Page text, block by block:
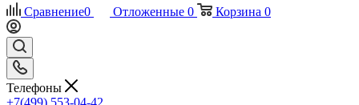
Сравнение0 Отложенные 0 Корзина 0
Телефоны
+7(499) 553-04-42